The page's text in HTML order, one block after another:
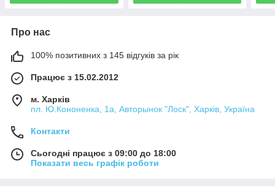
Про нас
100% позитивних з 145 відгуків за рік
Працює з 15.02.2012
м. Харків
пл. Ю.Кононенка, 1а, Авторынок "Лоск", Харків, Україна
Контакти
Сьогодні працює з 09:00 до 18:00
Показати весь графік роботи